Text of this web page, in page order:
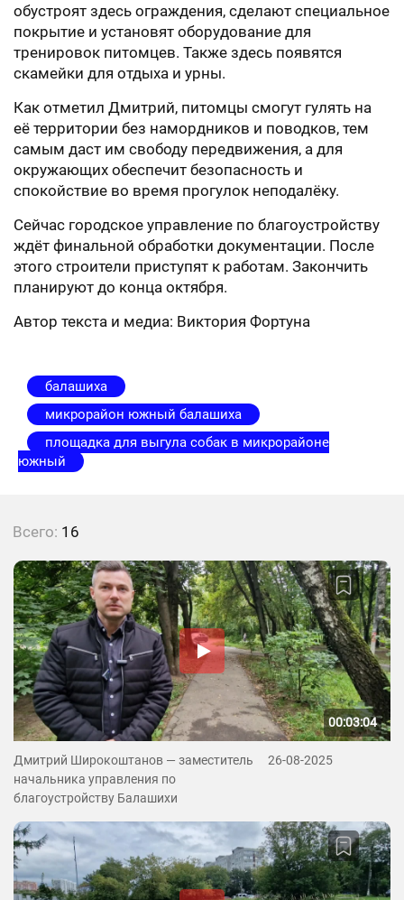
обустроят здесь ограждения, сделают специальное
покрытие и установят оборудование для
тренировок питомцев. Также здесь появятся
скамейки для отдыха и урны.
Как отметил Дмитрий, питомцы смогут гулять на
её территории без намордников и поводков, тем
самым даст им свободу передвижения, а для
окружающих обеспечит безопасность и
спокойствие во время прогулок неподалёку.
Сейчас городское управление по благоустройству
ждёт финальной обработки документации. После
этого строители приступят к работам. Закончить
планируют до конца октября.
Автор текста и медиа: Виктория Фортуна
балашиха
микрорайон южный балашиха
площадка для выгула собак в микрорайоне
южный
Всего: 16
00:03:04
Дмитрий Широкоштанов — заместитель
начальника управления по
благоустройству Балашихи
26-08-2025